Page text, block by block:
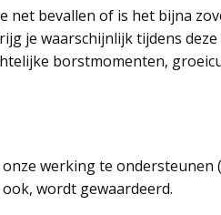
net bevallen of is het bijna
je waarschijnlijk tijdens deze
borstmomenten,
werking te ondersteunen
wordt gewaardeerd.